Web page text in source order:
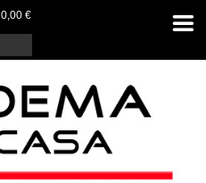
0,00 €